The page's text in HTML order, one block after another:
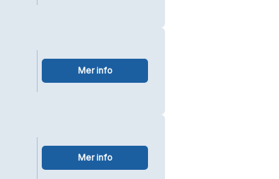
Mer info
Mer info